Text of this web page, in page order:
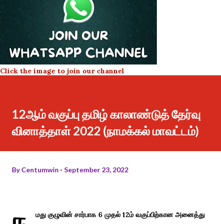
Click the image to join our channel
12ஆம் வகுப்பு தமிழ் காலாண்டுத் தேர்வு
வினாத்தாள் 2022 (நாமக்கல் மாவட்டம்)
ByCentumwin September 23, 2022
மது குழுவின் சார்பாக 6 முதல் 12ம் வகுப்பிற்கான அனைத்து